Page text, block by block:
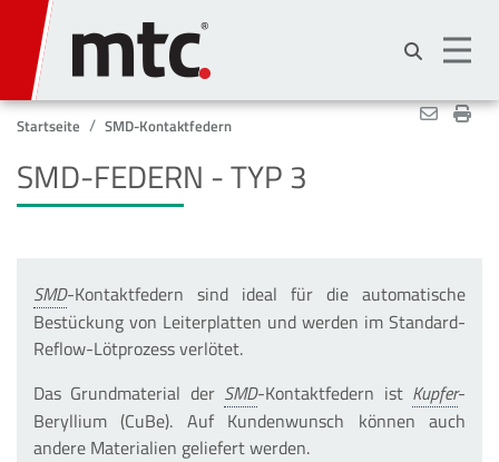
Startseite SMD-Kontaktfedern
SMD-FEDERN - TYP 3
-Kontaktfedern sind ideal für die automatische
Bestückung von Leiterplatten und werden im Standard-
Reflow-Lötprozess verlötet.
Das Grundmaterial der
-Kontaktfedern ist
-
Beryllium (CuBe). Auf Kundenwunsch können auch
andere Materialien geliefert werden.